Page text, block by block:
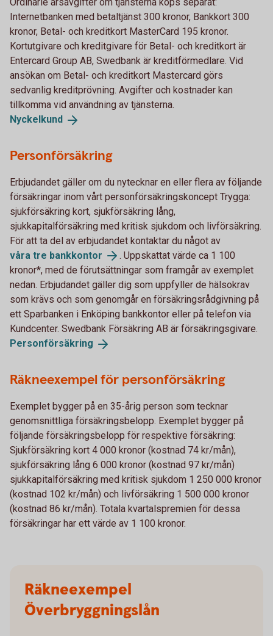
Internetbanken med betaltjänst 300 kronor, Bankkort 300
kronor, Betal- och kreditkort MasterCard 195 kronor.
Kortutgivare och kreditgivare för Betal- och kreditkort är
Entercard Group AB, Swedbank är kreditförmedlare. Vid
ansökan om Betal- och kreditkort Mastercard görs
sedvanlig kreditprövning. Avgifter och kostnader kan
tillkomma vid användning av tjänsterna.
Nyckelkund
Personförsäkring
Erbjudandet gäller om du nytecknar en eller flera av följande
försäkringar inom vårt personförsäkringskoncept Trygga:
sjukförsäkring kort, sjukförsäkring lång,
sjukkapitalförsäkring med kritisk sjukdom och livförsäkring.
För att ta del av erbjudandet kontaktar du något av
våra tre bankkontor
. Uppskattat värde ca 1 100
kronor*, med de förutsättningar som framgår av exemplet
nedan. Erbjudandet gäller dig som uppfyller de hälsokrav
som krävs och som genomgår en försäkringsrådgivning på
ett Sparbanken i Enköping bankkontor eller på telefon via
Kundcenter. Swedbank Försäkring AB är försäkringsgivare.
Personförsäkring
Räkneexempel för personförsäkring
Exemplet bygger på en 35-årig person som tecknar
genomsnittliga försäkringsbelopp. Exemplet bygger på
följande försäkringsbelopp för respektive försäkring:
Sjukförsäkring kort 4 000 kronor (kostnad 74 kr/mån),
sjukförsäkring lång 6 000 kronor (kostnad 97 kr/mån)
sjukkapitalförsäkring med kritisk sjukdom 1 250 000 kronor
(kostnad 102 kr/mån) och livförsäkring 1 500 000 kronor
(kostnad 86 kr/mån). Totala kvartalspremien för dessa
försäkringar har ett värde av 1 100 kronor.
Räkneexempel
Överbryggningslån